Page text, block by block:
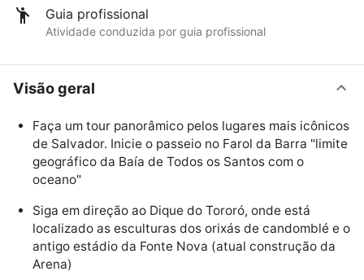
Guia profissional
Atividade conduzida por guia profissional
Visão geral
Faça um tour panorâmico pelos lugares mais icônicos
de Salvador. Inicie o passeio no Farol da Barra "limite
geográfico da Baía de Todos os Santos com o
oceano"
Siga em direção ao Dique do Tororó, onde está
localizado as esculturas dos orixás de candomblé e o
antigo estádio da Fonte Nova (atual construção da
Arena)